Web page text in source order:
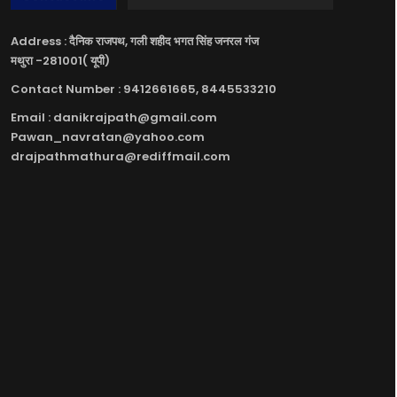
Address : दैनिक राजपथ, गली शहीद भगत सिंह जनरल गंज
मथुरा -281001( यूपी)
Contact Number : 9412661665, 8445533210
Email : danikrajpath@gmail.com
Pawan_navratan@yahoo.com
drajpathmathura@rediffmail.com